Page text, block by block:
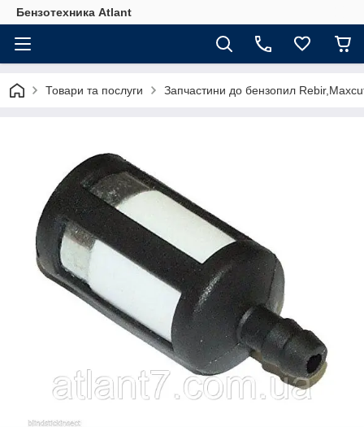
Бензотехника Atlant
Товари та послуги Запчастини до бензопил